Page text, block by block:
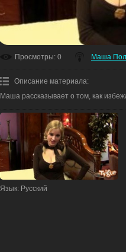
Просмотры: 0 Маша
Описание материала:
Маша рассказывает о том, как
Язык: Русский